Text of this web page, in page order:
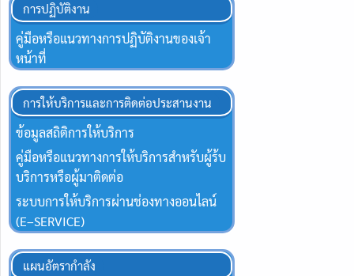
การปฏิบัติงาน
คู่มือหรือแนวทางการปฏิบัติงานของเจ้า
หน้าที่
การให้บริการและการติดต่อประสานงาน
ข้อมูลสถิติการให้บริการ
คู่มือหรือแนวทางการให้บริการสำหรับผู้ร้บ
บริการหรือผู้มาติดต่อ
ระบบการให้บริการผ่านช่องทางออนไลน์
(E–SERVICE)
แผนอัตรากำลัง